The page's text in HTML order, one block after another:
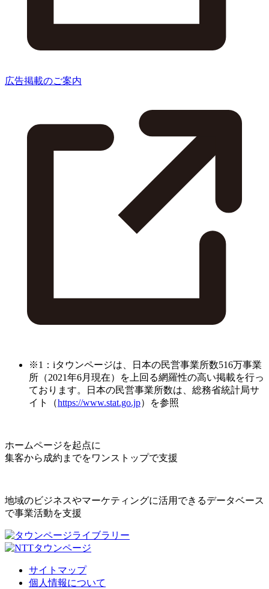
広告掲載のご案内
※1：iタウンページは、日本の民営事業所数516万事業
所（2021年6月現在）を上回る網羅性の高い掲載を行っ
ております。日本の民営事業所数は、総務省統計局サ
イト（https://www.stat.go.jp）を参照
ホームページを起点に
集客から成約までをワンストップで支援
地域のビジネスやマーケティングに活用できるデータベース
で事業活動を支援
サイトマップ
個人情報について